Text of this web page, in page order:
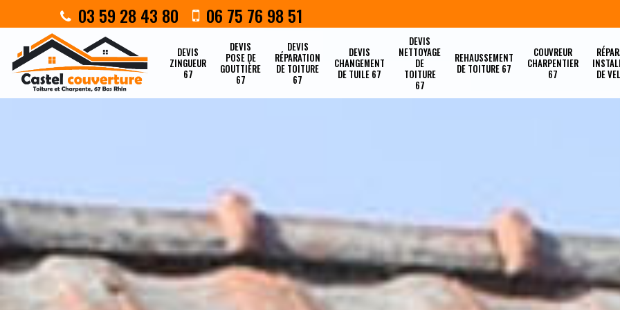
03 59 28 43 80 06 75 76 98 51
DEVIS
ZINGUEUR
67
DEVIS
POSE DE
GOUTTIÈRE
67
DEVIS
RÉPARATION
DE TOITURE
67
DEVIS
CHANGEMENT
DE TUILE 67
DEVIS
NETTOYAGE
DE
TOITURE
67
REHAUSSEMENT
DE TOITURE 67
COUVREUR
CHARPENTIER
67
DE